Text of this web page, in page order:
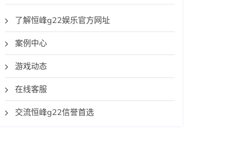
了解恒峰g22娱乐官方网址
案例中心
游戏动态
在线客服
交流恒峰g22信誉首选